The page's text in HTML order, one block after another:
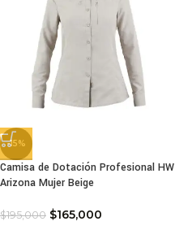
-15%
Camisa de Dotación Profesional HW
Arizona Mujer Beige
$195,000 $165,000